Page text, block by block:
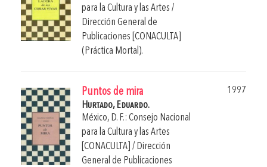
para la Cultura y las Artes /
Dirección General de
Publicaciones [CONACULTA]
(Práctica Mortal).
Puntos de mira
1997
Hurtado, Eduardo.
México, D. F.: Consejo Nacional
para la Cultura y las Artes
[CONACULTA] / Dirección
General de Publicaciones